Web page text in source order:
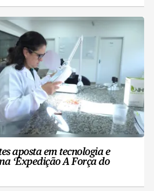
aposta em tecnologia e
‘Expedição A Força do